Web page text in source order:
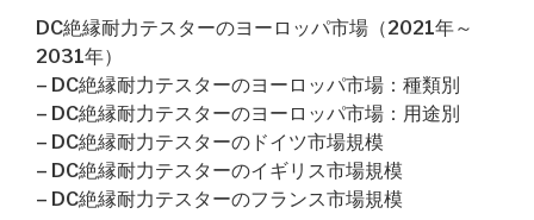
DC絶縁耐力テスターのヨーロッパ市場（2021年～
2031年）
– DC絶縁耐力テスターのヨーロッパ市場：種類別
– DC絶縁耐力テスターのヨーロッパ市場：用途別
– DC絶縁耐力テスターのドイツ市場規模
– DC絶縁耐力テスターのイギリス市場規模
– DC絶縁耐力テスターのフランス市場規模